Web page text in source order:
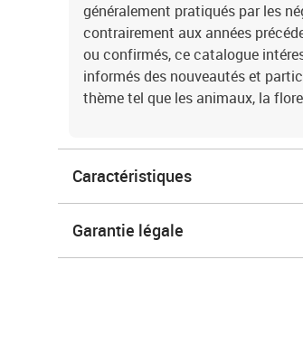
généralement pratiqués par les
contrairement aux années
ou confirmés, ce catalogue
informés des nouveautés et
thème tel que les animaux, la
Caractéristiques
Garantie légale